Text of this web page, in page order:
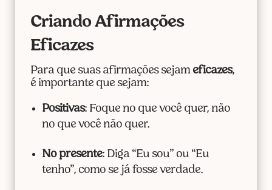
Criando Afirmações
Eficazes
Para que suas afirmações sejam eficazes,
é importante que sejam:
Positivas: Foque no que você quer, não
no que você não quer.
No presente: Diga “Eu sou” ou “Eu
tenho”, como se já fosse verdade.